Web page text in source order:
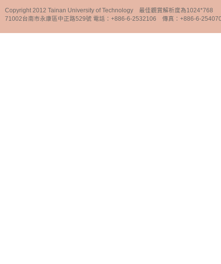
Copyright 2012 Tainan University of Technology 最佳觀賞解析度為1024*768
71002台南市永康區中正路529號 電話：+886-6-2532106 傳真：+886-6-